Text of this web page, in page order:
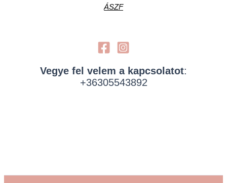
ÁSZF
Vegye fel velem a kapcsolatot:
+36305543892